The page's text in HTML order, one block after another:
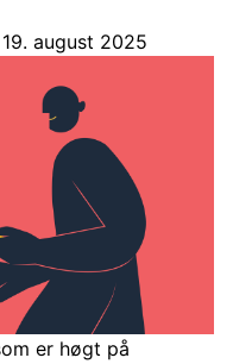
august 2025
er høgt på